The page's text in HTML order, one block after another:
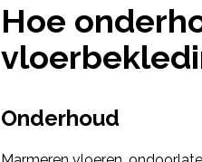
Hoe
Onderhoud